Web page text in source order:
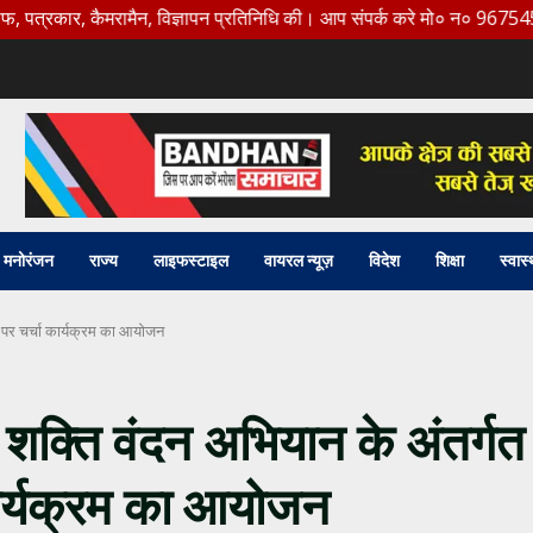
विज्ञापन प्रतिनिधि की। आप संपर्क करे मो० न० 9675456888
मनोरंजन राज्य लाइफस्टाइल वायरल न्यूज़ विदेश शिक्षा
चर्चा कार्यक्रम का आयोजन
वंदन अभियान के अंतर्गत
का आयोजन